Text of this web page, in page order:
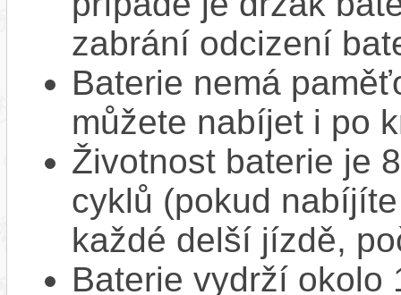
zabrání odcizení
Baterie nemá
můžete nabíjet i po
Životnost baterie je
cyklů (pokud
každé delší jízdě,
Baterie vydrží okolo